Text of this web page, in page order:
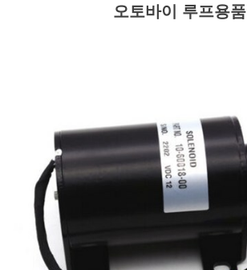
오토바이 루프용품